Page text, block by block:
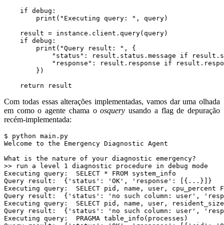
if debug :
print ( "Executing query: " , query)
result = instance . client . query(query)
if debug :
print ( "Query result: " ,
{
"status" : result . status . message if result .
"response" : result . response if result .
})
return
result
Com todas essas alterações implementadas, vamos dar uma olhada
em como o agente chama oosquery usando a flag de depuração
recém-implementada: